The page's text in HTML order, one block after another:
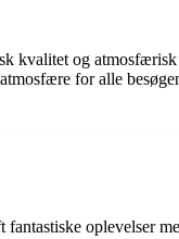
kvalitet og
for alle
oplevelser